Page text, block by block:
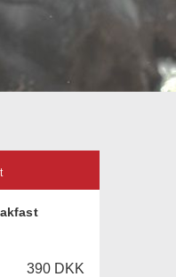
390 DKK